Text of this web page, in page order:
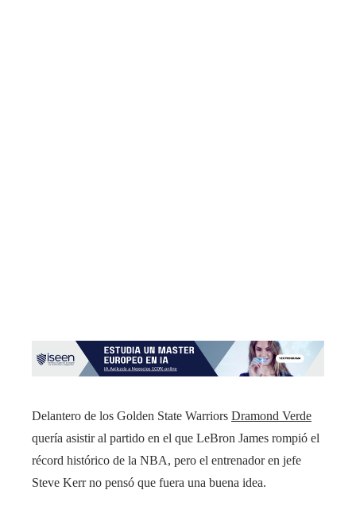
Delantero de los Golden State Warriors Dramond Verde
quería asistir al partido en el que LeBron James rompió el
récord histórico de la NBA, pero el entrenador en jefe
Steve Kerr no pensó que fuera una buena idea.